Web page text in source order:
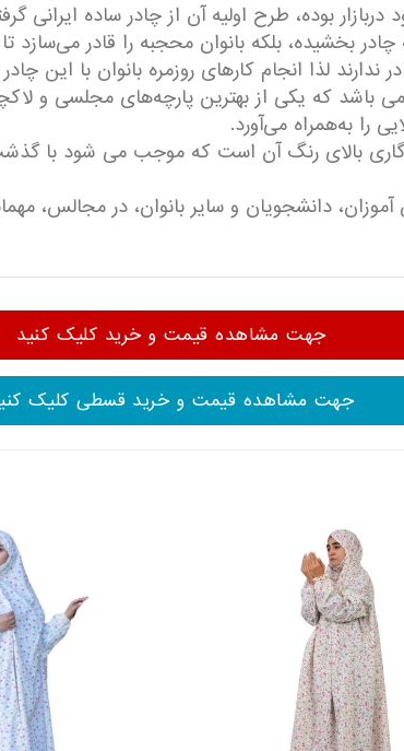
بوده، طرح اولیه آن از چادر ساده
بخشیده، بلکه بانوان محجبه را قادر می‌سازد
لذا انجام کارهای روزمره بانوان با این
باشد که یکی از بهترین پارچه‌های مجلسی و
را به‌همراه می‌آورد.
بالای رنگ آن است که موجب می شود با گذشت
دانشجویان و سایر بانوان، در مجالس،
جهت مشاهده قیمت و خرید کلیک کنید
جهت مشاهده قیمت و خرید قسطی کلیک